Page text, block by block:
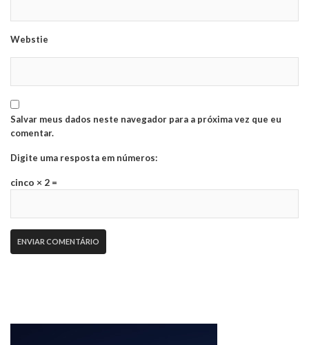
Webstie
Salvar meus dados neste navegador para a próxima vez que eu
comentar.
Digite uma resposta em números:
cinco × 2 =